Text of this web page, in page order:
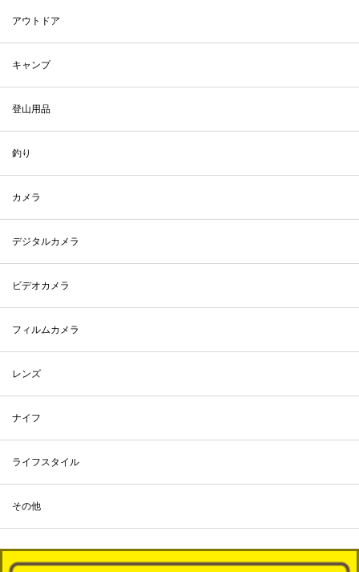
アウトドア
キャンプ
登山用品
釣り
カメラ
デジタルカメラ
ビデオカメラ
フィルムカメラ
レンズ
ナイフ
ライフスタイル
その他